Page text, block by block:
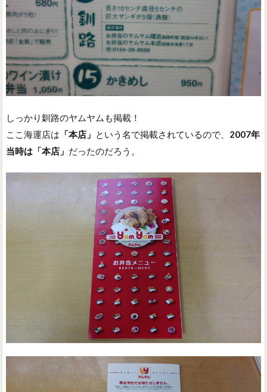
しっかり釧路のヤムヤムも掲載！
ここ海運店は 「本店」 という名で掲載されているので、 2007年
当時は「本店」 だったのだろう。